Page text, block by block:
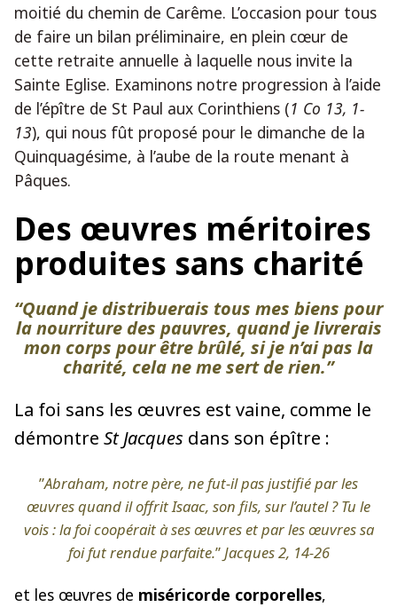
moitié du chemin de Carême. L’occasion pour tous
de faire un bilan préliminaire, en plein cœur de
cette retraite annuelle à laquelle nous invite la
Sainte Eglise. Examinons notre progression à l’aide
de l’épître de St Paul aux Corinthiens (1 Co 13, 1-
13), qui nous fût proposé pour le dimanche de la
Quinquagésime, à l’aube de la route menant à
Pâques.
Des œuvres méritoires
produites sans charité
“Quand je distribuerais tous mes biens pour
la nourriture des pauvres, quand je livrerais
mon corps pour être brûlé, si je n’ai pas la
charité, cela ne me sert de rien.”
La foi sans les œuvres est vaine, comme le
démontre St Jacques dans son épître :
”Abraham, notre père, ne fut-il pas justifié par les
œuvres quand il offrit Isaac, son fils, sur l’autel ? Tu le
vois : la foi coopérait à ses œuvres et par les œuvres sa
foi fut rendue parfaite.”Jacques 2, 14-26
et les œuvres de miséricorde corporelles,